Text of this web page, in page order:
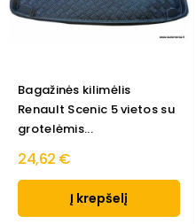
Bagažinės kilimėlis
Renault Scenic 5 vietos su
grotelėmis...
24,62 €
Į krepšelį